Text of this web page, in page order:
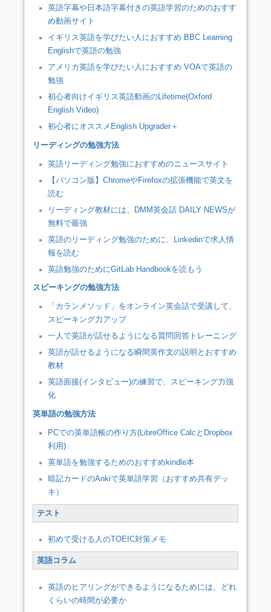
英語字幕や日本語字幕付きの英語学習のためのおすす
め動画サイト
イギリス英語を学びたい人におすすめ BBC Learning
Englishで英語の勉強
アメリカ英語を学びたい人におすすめ VOAで英語の
勉強
初心者向けイギリス英語動画のLifetime(Oxford
English Video)
初心者にオススメEnglish Upgrader＋
リーディングの勉強方法
英語リーディング勉強におすすめのニュースサイト
【パソコン版】ChromeやFirefoxの拡張機能で英文を
読む
リーディング教材には、DMM英会話 DAILY NEWSが
無料で最強
英語のリーディング勉強のために、Linkedinで求人情
報を読む
英語勉強のためにGitLab Handbookを読もう
スピーキングの勉強方法
「カランメソッド」をオンライン英会話で受講して、
スピーキング力アップ
一人で英語が話せるようになる質問回答トレーニング
英語が話せるようになる瞬間英作文の説明とおすすめ
教材
英語面接(インタビュー)の練習で、スピーキング力強
化
英単語の勉強方法
PCでの英単語帳の作り方(LibreOffice CalcとDropbox
利用)
英単語を勉強するためのおすすめkindle本
暗記カードのAnkiで英単語学習（おすすめ共有デッ
キ）
テスト
初めて受ける人のTOEIC対策メモ
英語コラム
英語のヒアリングができるようになるためには、どれ
くらいの時間が必要か